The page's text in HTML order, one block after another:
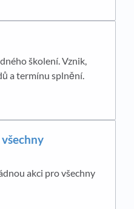
školení. Vznik,
a termínu splnění.
akci pro všechny